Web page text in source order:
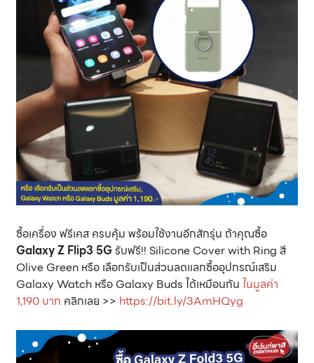
ซื้อเครื่อง ฟรีเคส ครบคุ้ม พร้อมใช้งานอีกสักรุ่น ถ้าคุณซื้อ
Galaxy Z Flip3 5G รับฟรี!! Silicone Cover with Ring สี
Olive Green หรือ เลือกรับเป็นส่วนลดแลกซื้ออุปกรณ์เสริม
Galaxy Watch หรือ Galaxy Buds ได้เหมือนกัน ในมูลค่า
1,190 บาท คลิกเลย >> https://bit.ly/3AmHQyg